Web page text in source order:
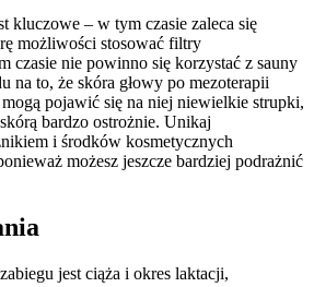
kluczowe – w tym czasie zaleca się
możliwości stosować filtry
czasie nie powinno się korzystać z sauny
na to, że skóra głowy po mezoterapii
pojawić się na niej niewielkie strupki,
bardzo ostrożnie. Unikaj
i środków kosmetycznych
możesz jeszcze bardziej podrażnić
jest ciąża i okres laktacji,